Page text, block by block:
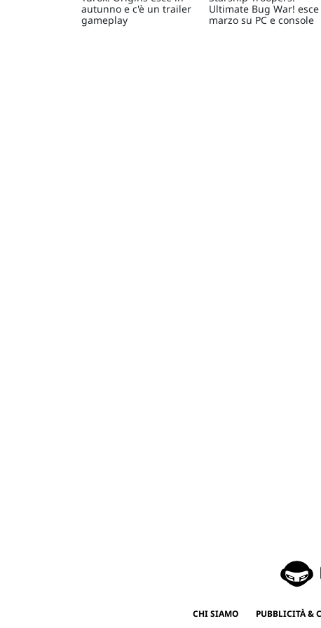
autunno e c'è un trailer
gameplay
Ultimate Bug War! esce
marzo su PC e console
CHI SIAMO PUBBLICITÀ &